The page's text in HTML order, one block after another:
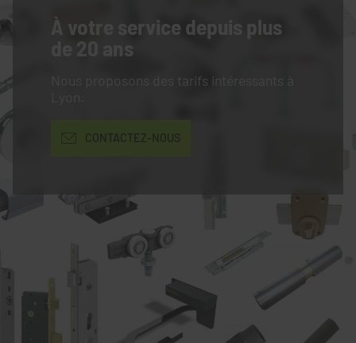
À votre service depuis plus
de 20 ans
Nous proposons des tarifs intéressants à
CONTACTEZ-NOUS